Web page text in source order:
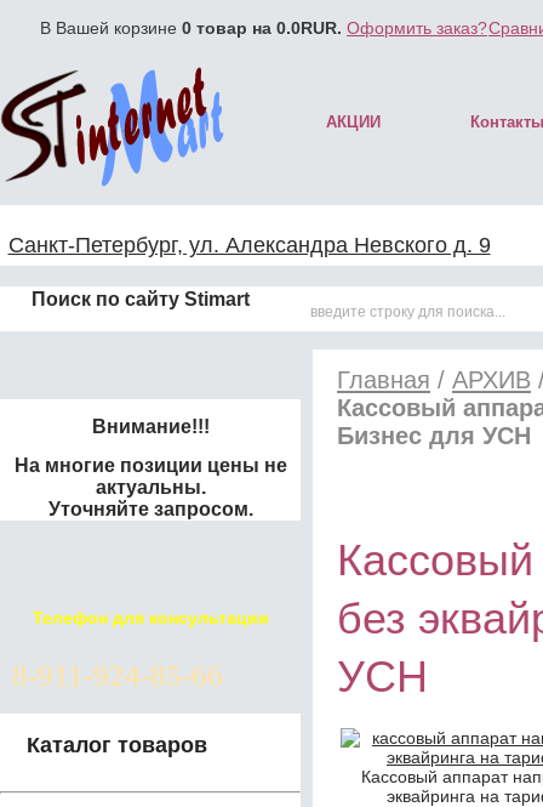
В Вашей корзине 0 товар на 0.0RUR. Оформить заказ?
АКЦИИ Контакты
Санкт-Петербург, ул. Александра Невского д. 9
Поиск по сайту Stimart
Внимание!!!
На многие позиции цены не
актуальны.
Уточняйте запросом.
Телефон для консультации
8-911-924-85-66
Каталог товаров
Главная / АРХИВ
Кассовый
Бизнес для УСН
без
УСН
Кассовый аппарат
эквайринга на